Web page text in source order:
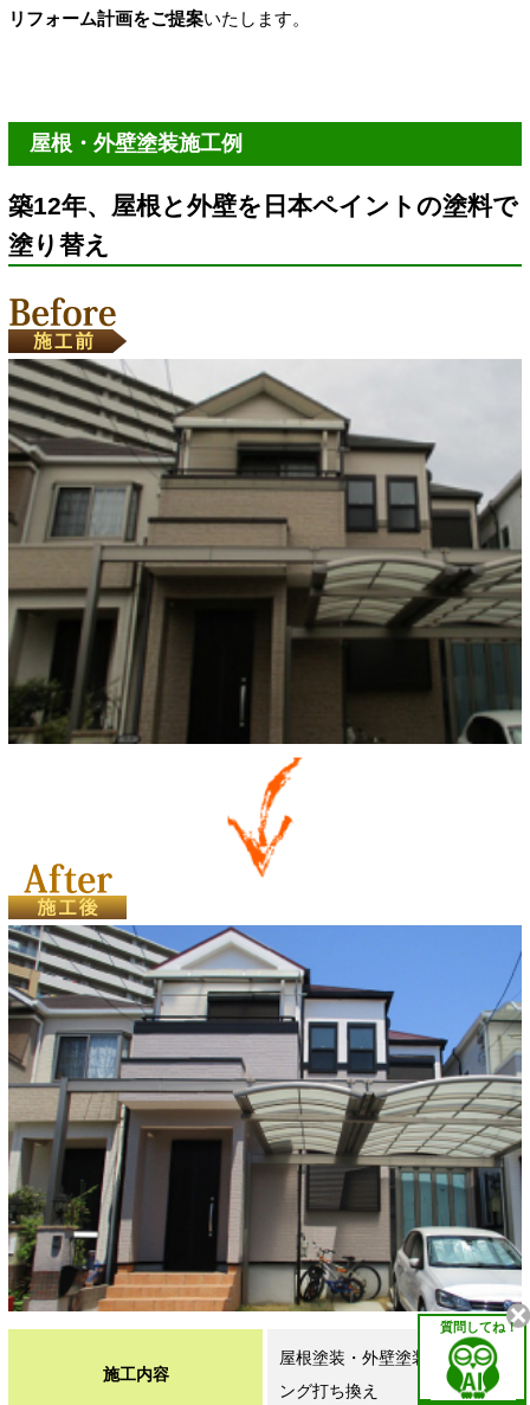
リフォーム計画をご提案いたします。
屋根・外壁塗装施工例
築12年、屋根と外壁を日本ペイントの塗料で
塗り替え
施工内容
屋根塗装・外壁塗装・シーリ
ング打ち換え
質問してね！